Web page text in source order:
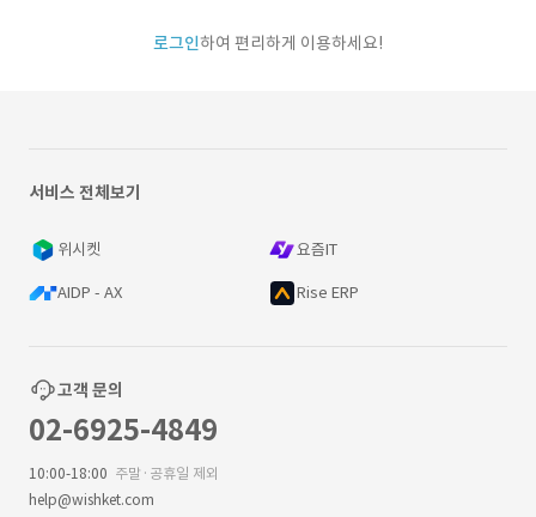
로그인하여 편리하게 이용하세요!
서비스 전체보기
위시켓 요즘IT
AIDP - AX Rise ERP
고객 문의
02-6925-4849
10:00-18:00 주말·공휴일 제외
help@wishket.com